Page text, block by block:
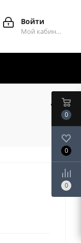
Войти
Мой кабинет
0
0
0